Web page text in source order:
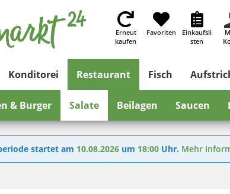
Erneut
kaufen
Favoriten
Einkaufsli
sten
Konditorei Restaurant Fisch
& Burger Salate Beilagen Saucen
startet am 10.08.2026 um 18:00 Uhr. Mehr